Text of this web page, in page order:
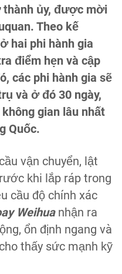
thành ủy, được mời
Theo kế
hai phi hành gia
điểm hẹn và cập
các phi hành gia sẽ
và ở đó 30 ngày,
gian lâu nhất
Quốc.
vận chuyển, lật
khi lắp ráp trong
cầu độ chính xác
Weihuanhận ra
ổn định ngang và
thấy sức mạnh kỹ